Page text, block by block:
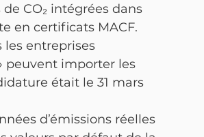
CO₂ intégrées dans
en certificats MACF.
les entreprises
peuvent importer les
était le 31 mars
d’émissions réelles